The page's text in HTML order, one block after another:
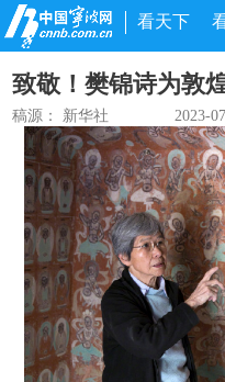
看天下
致敬！樊锦诗为敦
稿源： 新华社 2023-